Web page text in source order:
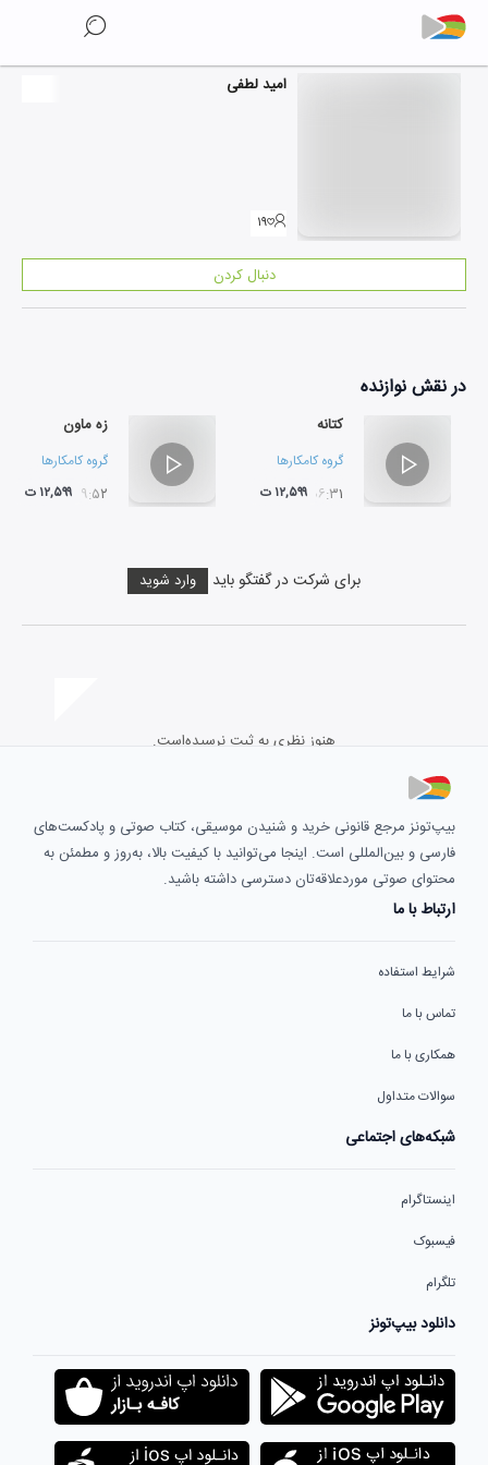
امید لطفی
۱۹
دنبال کردن
در نقشنوازنده
کتانه
گروه کامکارها
۰۶:۳۱ ۱۲,۵۹۹ ت
زه ماون
گروه کامکارها
۰۹:۵۲ ۱۲,۵۹۹ ت
برای شرکت در گفتگو باید وارد شوید
هنوز نظری به ثبت نرسیده‌است.
بیپ‌تونز مرجع قانونی خرید و شنیدن موسیقی، کتاب صوتی و پادکست‌های
فارسی و بین‌المللی است. اینجا می‌توانید با کیفیت بالا، به‌روز و مطمئن به
محتوای صوتی موردعلاقه‌تان دسترسی داشته باشید.
ارتباط با ما
شرایط استفاده
تماس با ما
همکاری با ما
سوالات متداول
شبکه‌های اجتماعی
اینستاگرام
فیسبوک
تلگرام
دانلود بیپ‌تونز